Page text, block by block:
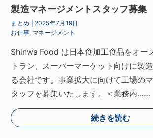
製造マネージメントスタッフ募集
まとめ
2025年7月19日
お仕事, マネージメント
Shinwa Food は日本食加工食品をオー
トラン、スーパーマーケット向けに製
る会社です。事業拡大に向けて工場の
タッフを募集いたします。＜業務内……
続きを読む